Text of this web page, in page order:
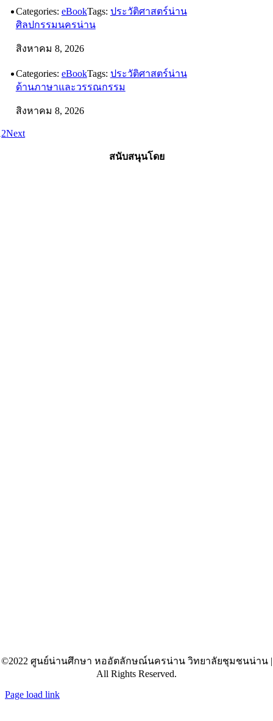
Categories: eBookTags: ประวัติศาสตร์น่าน
ศิลปกรรมนครน่าน
สิงหาคม 8, 2026
Categories: eBookTags: ประวัติศาสตร์น่าน
ด้านภาษาและวรรณกรรม
สิงหาคม 8, 2026
2Next
สนับสนุนโดย
©2022 ศูนย์น่านศึกษา หออัตลักษณ์นครน่าน วิทยาลัยชุมชนน่าน |
All Rights Reserved.
Page load link